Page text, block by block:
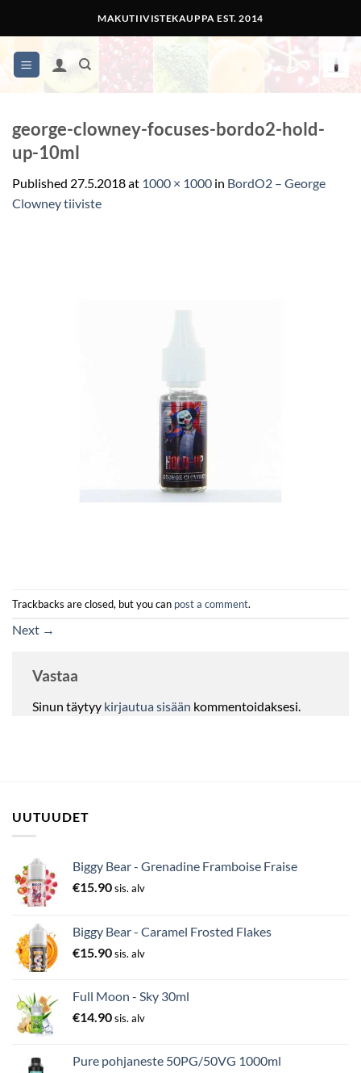
content
MAKUTIIVISTEKAUPPA EST. 2014
george-clowney-focuses-bordo2-hold-
up-10ml
Published 27.5.2018at 1000 × 1000 in BordO2 – George
Clowney tiiviste
Trackbacks are closed, but you can post a comment.
Next →
Vastaa
Sinun täytyy kirjautua sisään kommentoidaksesi.
UUTUUDET
Biggy Bear - Grenadine Framboise Fraise
€15.90sis. alv
Biggy Bear - Caramel Frosted Flakes
€15.90sis. alv
Full Moon - Sky 30ml
€14.90sis. alv
Pure pohjaneste 50PG/50VG 1000ml